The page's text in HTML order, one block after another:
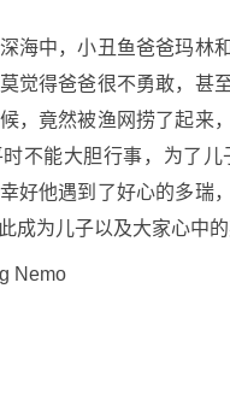
中，小丑鱼爸爸玛林和
觉得爸爸很不勇敢，甚
，竟然被渔网捞了起来
不能大胆行事，为了
好他遇到了好心的多瑞
成为儿子以及大家心中的